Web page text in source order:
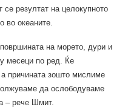
резултат на целокупното
во океаните.
на морето, дури и
месеци по ред. Ќе
причината зошто мислиме
да ослободуваме
– рече Шмит.